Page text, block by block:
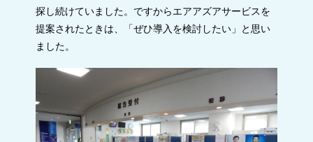
探し続けていました。ですからエアアズアサービスを
提案されたときは、「ぜひ導入を検討したい」と思い
ました。